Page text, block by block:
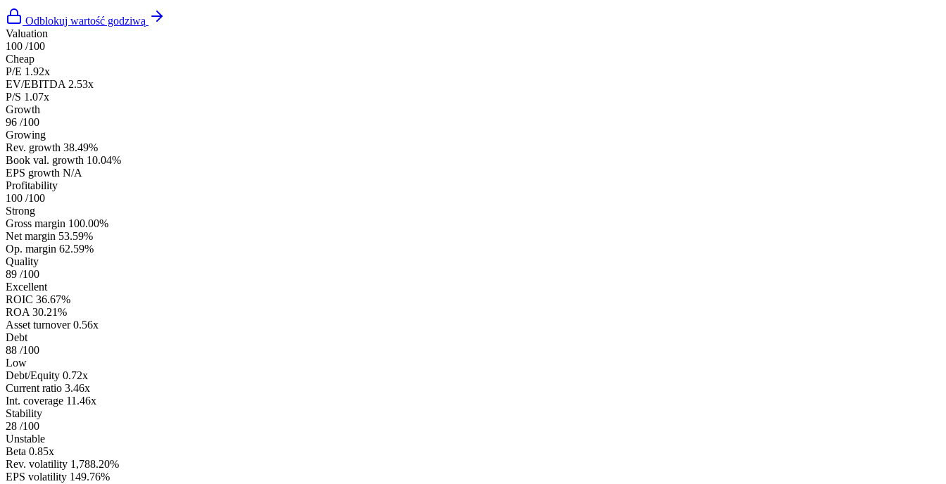
Odblokuj wartość godziwą
Valuation
100 /100
Cheap
P/E 1.92x
EV/EBITDA 2.53x
P/S 1.07x
Growth
96 /100
Growing
Rev. growth 38.49%
Book val. growth 10.04%
EPS growth N/A
Profitability
100 /100
Strong
Gross margin 100.00%
Net margin 53.59%
Op. margin 62.59%
Quality
89 /100
Excellent
ROIC 36.67%
ROA 30.21%
Asset turnover 0.56x
Debt
88 /100
Low
Debt/Equity 0.72x
Current ratio 3.46x
Int. coverage 11.46x
Stability
28 /100
Unstable
Beta 0.85x
Rev. volatility 1,788.20%
EPS volatility 149.76%